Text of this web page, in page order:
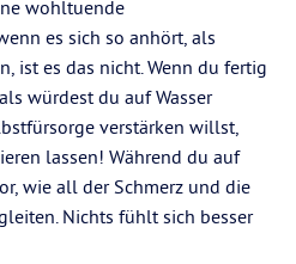
wohltuende
es sich so anhört, als
ist es das nicht. Wenn du fertig
würdest du auf Wasser
verstärken willst,
lassen! Während du auf
wie all der Schmerz und die
Nichts fühlt sich besser